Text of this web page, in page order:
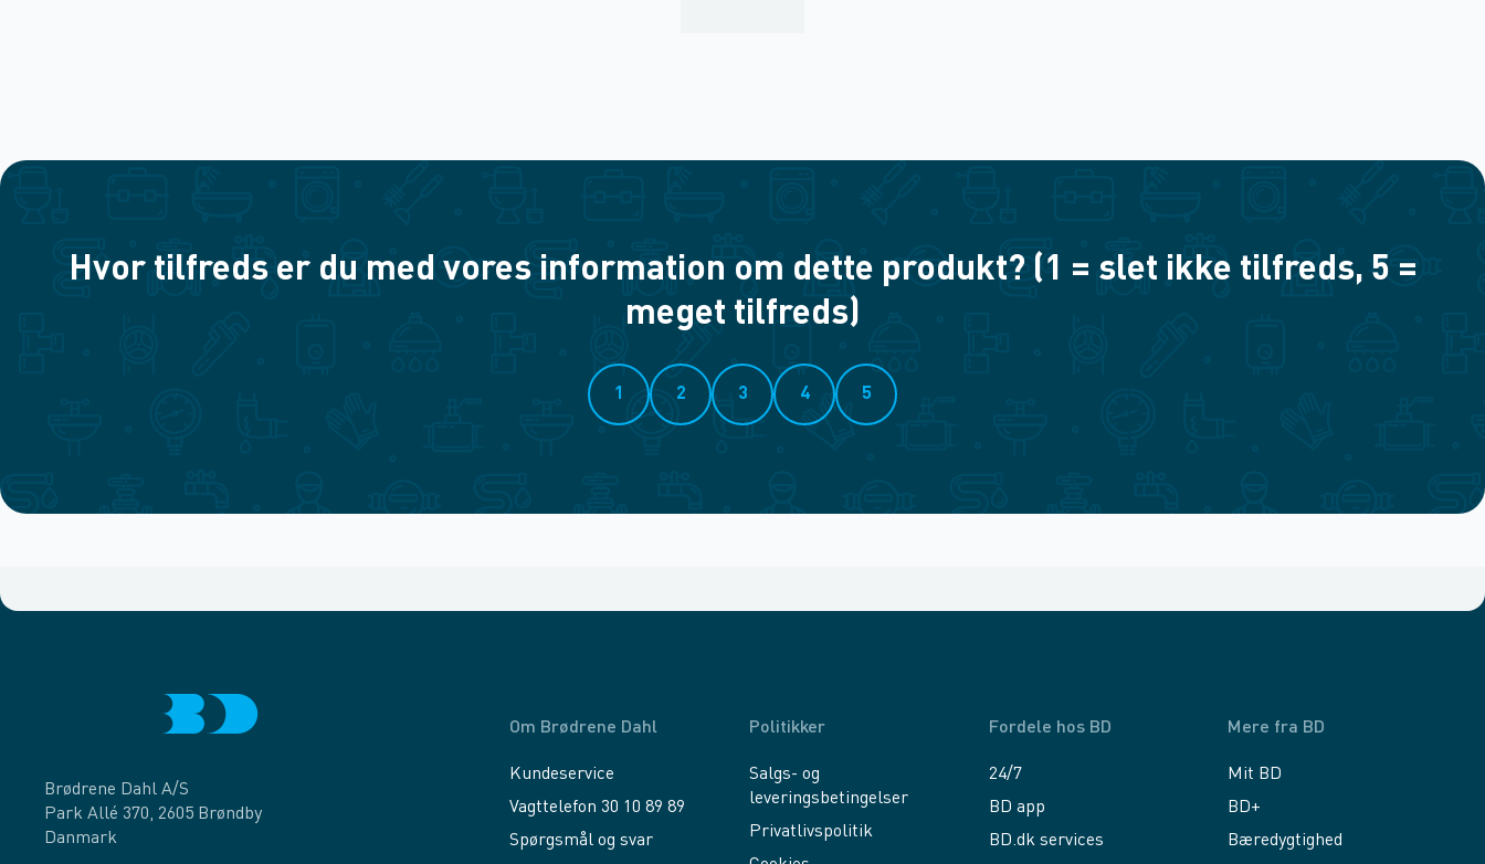
Hvor tilfreds er du med vores information om dette produkt? (1 = slet ikke tilfreds, 5 =
meget tilfreds)
1 2 3 4 5
Brødrene Dahl A/S
Park Allé 370, 2605 Brøndby
Danmark
Om Brødrene Dahl
Kundeservice
Vagttelefon 30 10 89 89
Spørgsmål og svar
Politikker
Salgs- og
leveringsbetingelser
Privatlivspolitik
Fordele hos BD
24/7
BD app
BD.dk services
Mere fra BD
Mit BD
BD+
Bæredygtighed